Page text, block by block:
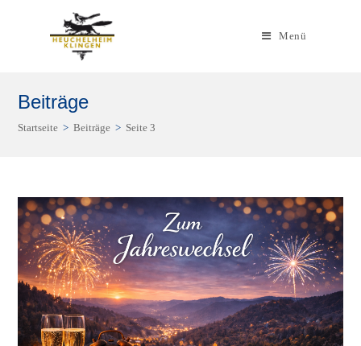
Menü
Beiträge
Startseite > Beiträge > Seite 3